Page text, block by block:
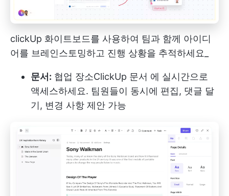
clickUp 화이트보드를 사용하여 팀과 함께 아이디
어를 브레인스토밍하고 진행 상황을 추적하세요_
문서: 협업 장소ClickUp 문서 에 실시간으로
액세스하세요. 팀원들이 동시에 편집, 댓글 달
기, 변경 사항 제안 가능